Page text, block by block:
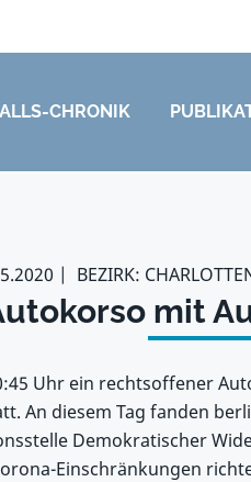
CHRONIK
BEZIRK:
mit
Uhr ein rechtsoffener
An diesem Tag fanden
Demokratischer
Einschränkungen